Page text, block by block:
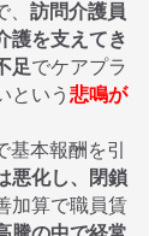
、 訪問介護員
護を支えてき
足でケアプラ
という 悲鳴が
本報酬を引
悪化し、閉鎖
加算で職員賃